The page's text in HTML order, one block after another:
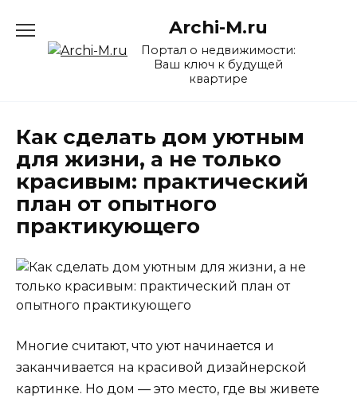
содержанию
Archi-M.ru
Портал о недвижимости:
Ваш ключ к будущей
квартире
Как сделать дом уютным
для жизни, а не только
красивым: практический
план от опытного
практикующего
Многие считают, что уют начинается и
заканчивается на красивой дизайнерской
картинке. Но дом — это место, где вы живете